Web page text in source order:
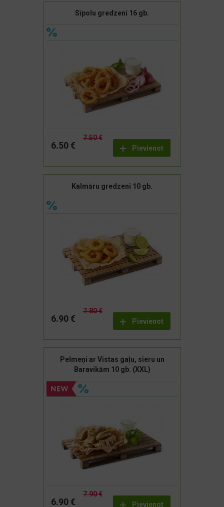
Sīpolu gredzeni 16 gb.
Pievienot
7.50 €
6.50 €
Kalmāru gredzeni 10 gb.
Pievienot
7.80 €
6.90 €
Pelmeņi ar Vistas gaļu, sieru un
Baravikām 10 gb. (XXL)
Pievienot
7.90 €
6.90 €